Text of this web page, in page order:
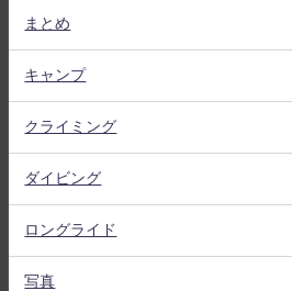
まとめ
キャンプ
クライミング
ダイビング
ロングライド
写真